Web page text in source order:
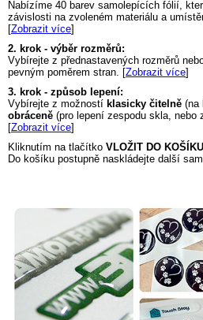
Nabízíme 40 barev samolepících fólií,
závislosti na zvoleném materiálu a
[Zobrazit více]
2. krok - výběr rozměrů:
Vybírejte z přednastavených rozměrů
pevným poměrem stran. [Zobrazit více]
3. krok - způsob lepení:
Vybírejte z možností klasicky čitelně (na
obráceně (pro lepení zespodu skla, nebo
[Zobrazit více]
Kliknutím na tlačítko VLOŽIT DO KOŠÍKU
Do košíku postupně naskládejte další